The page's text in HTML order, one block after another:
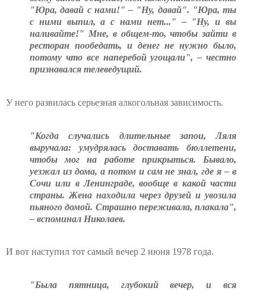
"Юра, давай с нами!" – "Ну, давай". "Юра, ты
с ними выпил, а с нами нет..." – "Ну, и вы
наливайте!" Мне, в общем-то, чтобы зайти в
ресторан пообедать, и денег не нужно было,
потому что все наперебой угощали", – честно
признавался телеведущий.
У него развилась серьезная алкогольная зависимость.
"Когда случались длительные запои, Ляля
выручала: умудрялась доставать бюллетени,
чтобы мог на работе прикрыться. Бывало,
уезжал из дома, а потом и сам не знал, где я – в
Сочи или в Ленинграде, вообще в какой части
страны. Жена находила через друзей и увозила
пьяного домой. Страшно переживала, плакала",
– вспоминал Николаев.
И вот наступил тот самый вечер 2 июня 1978 года.
"Была пятница, глубокий вечер, и вся